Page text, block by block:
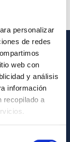
personalizar
de redes
web con
y análisis
información
recopilado a